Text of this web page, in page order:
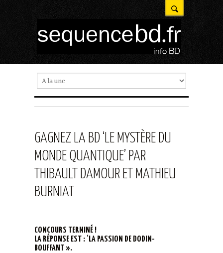
GAGNEZ LA BD ‘LE MYSTÈRE DU
MONDE QUANTIQUE’ PAR
THIBAULT DAMOUR ET MATHIEU
BURNIAT
CONCOURS TERMINÉ !
LA RÉPONSE EST : ‘LA PASSION DE DODIN-
BOUFFANT ».